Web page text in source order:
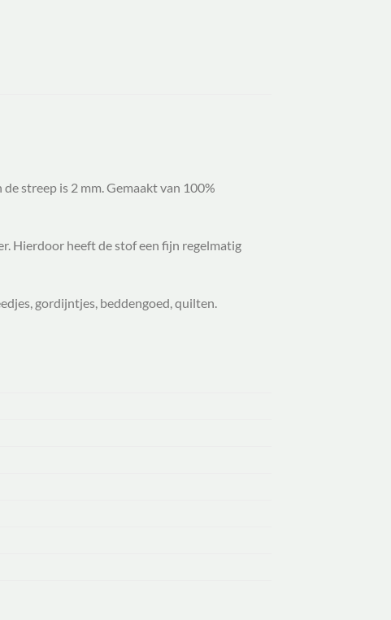
streep is 2 mm. Gemaakt van 100%
Hierdoor heeft de stof een fijn regelmatig
gordijntjes, beddengoed, quilten.